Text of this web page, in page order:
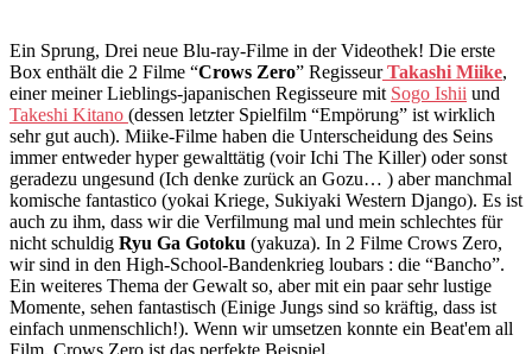
Ein Sprung, Drei neue Blu-ray-Filme in der Videothek! Die erste
Box enthält die 2 Filme “Crows Zero” Regisseur Takashi Miike,
einer meiner Lieblings-japanischen Regisseure mit Sogo Ishii und
Takeshi Kitano (dessen letzter Spielfilm “Empörung” ist wirklich
sehr gut auch). Miike-Filme haben die Unterscheidung des Seins
immer entweder hyper gewalttätig (voir Ichi The Killer) oder sonst
geradezu ungesund (Ich denke zurück an Gozu… ) aber manchmal
komische fantastico (yokai Kriege, Sukiyaki Western Django). Es ist
auch zu ihm, dass wir die Verfilmung mal und mein schlechtes für
nicht schuldig Ryu Ga Gotoku (yakuza). In 2 Filme Crows Zero,
wir sind in den High-School-Bandenkrieg loubars : die “Bancho”.
Ein weiteres Thema der Gewalt so, aber mit ein paar sehr lustige
Momente, sehen fantastisch (Einige Jungs sind so kräftig, dass ist
einfach unmenschlich!). Wenn wir umsetzen konnte ein Beat'em all
Film, Crows Zero ist das perfekte Beispiel.